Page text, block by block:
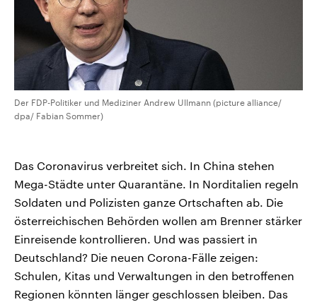
Der FDP-Politiker und Mediziner Andrew Ullmann (picture alliance/
dpa/ Fabian Sommer)
Das Coronavirus verbreitet sich. In China stehen
Mega-Städte unter Quarantäne. In Norditalien regeln
Soldaten und Polizisten ganze Ortschaften ab. Die
österreichischen Behörden wollen am Brenner stärker
Einreisende kontrollieren. Und was passiert in
Deutschland? Die neuen Corona-Fälle zeigen:
Schulen, Kitas und Verwaltungen in den betroffenen
Regionen könnten länger geschlossen bleiben. Das